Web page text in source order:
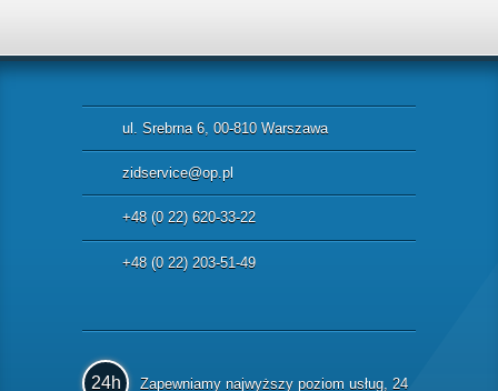
ul. Srebrna 6, 00-810 Warszawa
zidservice@op.pl
+48 (0 22) 620-33-22
+48 (0 22) 203-51-49
24h
Zapewniamy najwyższy poziom usług, 24